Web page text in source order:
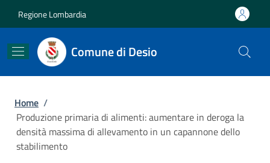
Regione Lombardia
Comune di Desio
Briciole di pane
Home /
Produzione primaria di alimenti: aumentare in deroga la
densità massima di allevamento in un capannone dello
stabilimento